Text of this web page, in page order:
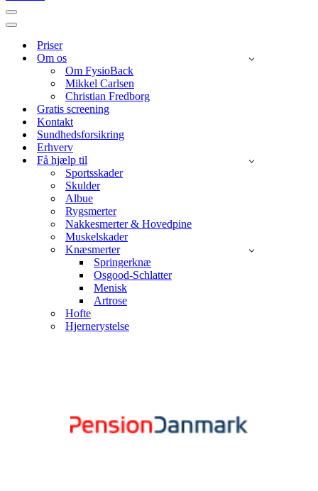
Navigation
menu
Navigation
Priser
Om os
Om FysioBack
Mikkel Carlsen
Christian Fredborg
Gratis screening
Kontakt
Sundhedsforsikring
Erhverv
Få hjælp til
Sportsskader
Skulder
Albue
Rygsmerter
Nakkesmerter & Hovedpine
Muskelskader
Knæsmerter
Springerknæ
Osgood-Schlatter
Menisk
Artrose
Hofte
Hjernerystelse